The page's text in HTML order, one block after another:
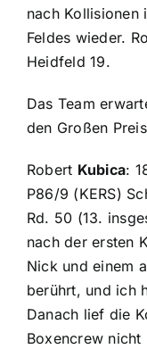
nach Kollisionen
Feldes wieder.
Heidfeld 19.
Das Team
den Großen
Robert Kubica:
P86/9 (KERS)
Rd. 50 (13.
nach der ersten
Nick und einem
berührt, und ich
Danach lief die
Boxencrew